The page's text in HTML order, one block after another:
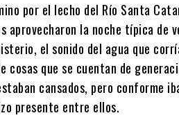
por el lecho del Río Santa
aprovecharon la noche típica de
el sonido del agua que
cosas que se cuentan de
cansados, pero conforme
presente entre ellos.